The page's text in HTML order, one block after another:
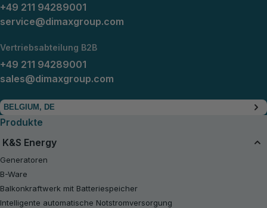
+49 211 94289001
service@dimaxgroup.com
Vertriebsabteilung B2B
+49 211 94289001
sales@dimaxgroup.com
BELGIUM, DE
Produkte
K&S Energy
Generatoren
B-Ware
Balkonkraftwerk mit Batteriespeicher
Intelligente automatische Notstromversorgung